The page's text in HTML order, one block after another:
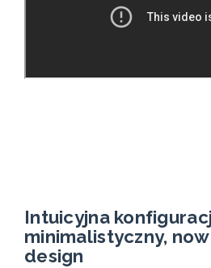
Intuicyjna
minimalistyczny,
design